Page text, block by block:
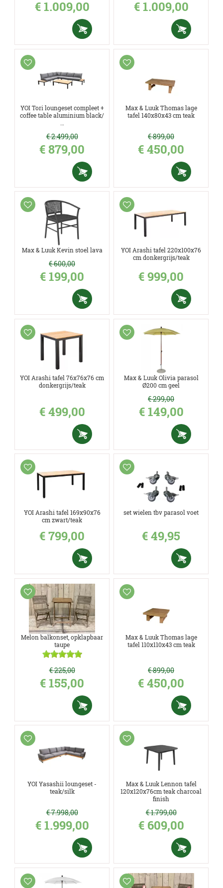
€ 1.009,00 € 1.009,00
YOI Tori loungeset compleet +
coffee table aluminium black/
€2.499,00
€879,00
Max & Luuk Thomas lage
tafel 140x80x43 cm teak
€899,00
€450,00
Max & Luuk Kevin stoel lava
€600,00
€199,00
YOI Arashi tafel 220x100x76
cm donkergrijs/teak
€999,00
YOI Arashi tafel 76x76x76 cm
donkergrijs/teak
€ 499,00
Max & Luuk Olivia parasol
Ø200 cm geel
€299,00
€ 149,00
YOI Arashi tafel 169x90x76
cm zwart/teak
€799,00
set wielen tbv parasol voet
€49,95
Melon balkonset, opklapbaar
taupe
€225,00
€155,00
Max & Luuk Thomas lage
tafel 110x110x43 cm teak
€899,00
€450,00
YOI Yasashii loungeset -
teak/silk
€7.998,00
€ 1.999,00
Max & Luuk Lennon tafel
120x120x76cm teak charcoal
finish
€1.799,00
€ 609,00